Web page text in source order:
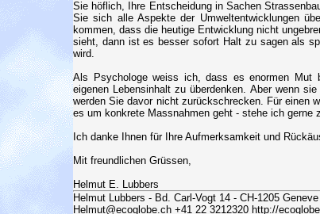
Sie höflich, Ihre Entscheidung in Sachen
Sie sich alle Aspekte der Umweltentwicklungen
kommen, dass die heutige Entwicklung nicht
sieht, dann ist es besser sofort Halt zu sagen als
wird.
Als Psychologe weiss ich, dass es enormen Mut
eigenen Lebensinhalt zu überdenken. Aber wenn
werden Sie davor nicht zurückschrecken. Für einen
es um konkrete Massnahmen geht - stehe ich gerne
Ich danke Ihnen für Ihre Aufmerksamkeit und
Mit freundlichen Grüssen,
Helmut E. Lubbers
Helmut Lubbers - Bd. Carl-Vogt 14 - CH-1205
Helmut@ecoglobe.ch +41 22 3212320 http://